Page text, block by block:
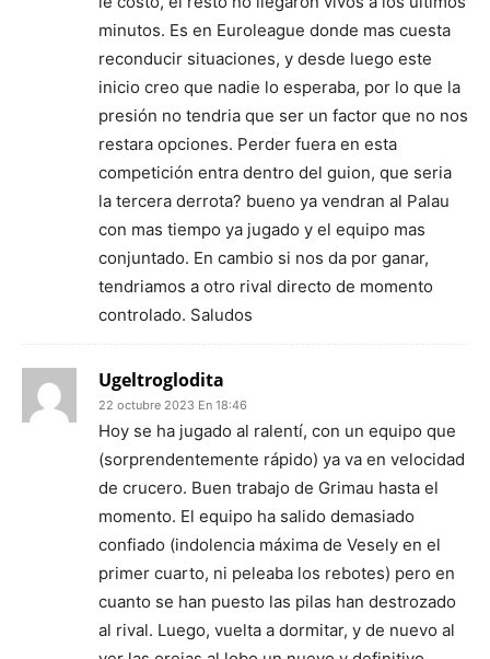
minutos. Es en Euroleague donde mas cuesta
reconducir situaciones, y desde luego este
inicio creo que nadie lo esperaba, por lo que la
presión no tendria que ser un factor que no nos
restara opciones. Perder fuera en esta
competición entra dentro del guion, que seria
la tercera derrota? bueno ya vendran al Palau
con mas tiempo ya jugado y el equipo mas
conjuntado. En cambio si nos da por ganar,
tendriamos a otro rival directo de momento
controlado. Saludos
Ugeltroglodita
22 octubre 2023 En 18:46
Hoy se ha jugado al ralentí, con un equipo que
(sorprendentemente rápido) ya va en velocidad
de crucero. Buen trabajo de Grimau hasta el
momento. El equipo ha salido demasiado
confiado (indolencia máxima de Vesely en el
primer cuarto, ni peleaba los rebotes) pero en
cuanto se han puesto las pilas han destrozado
al rival. Luego, vuelta a dormitar, y de nuevo al